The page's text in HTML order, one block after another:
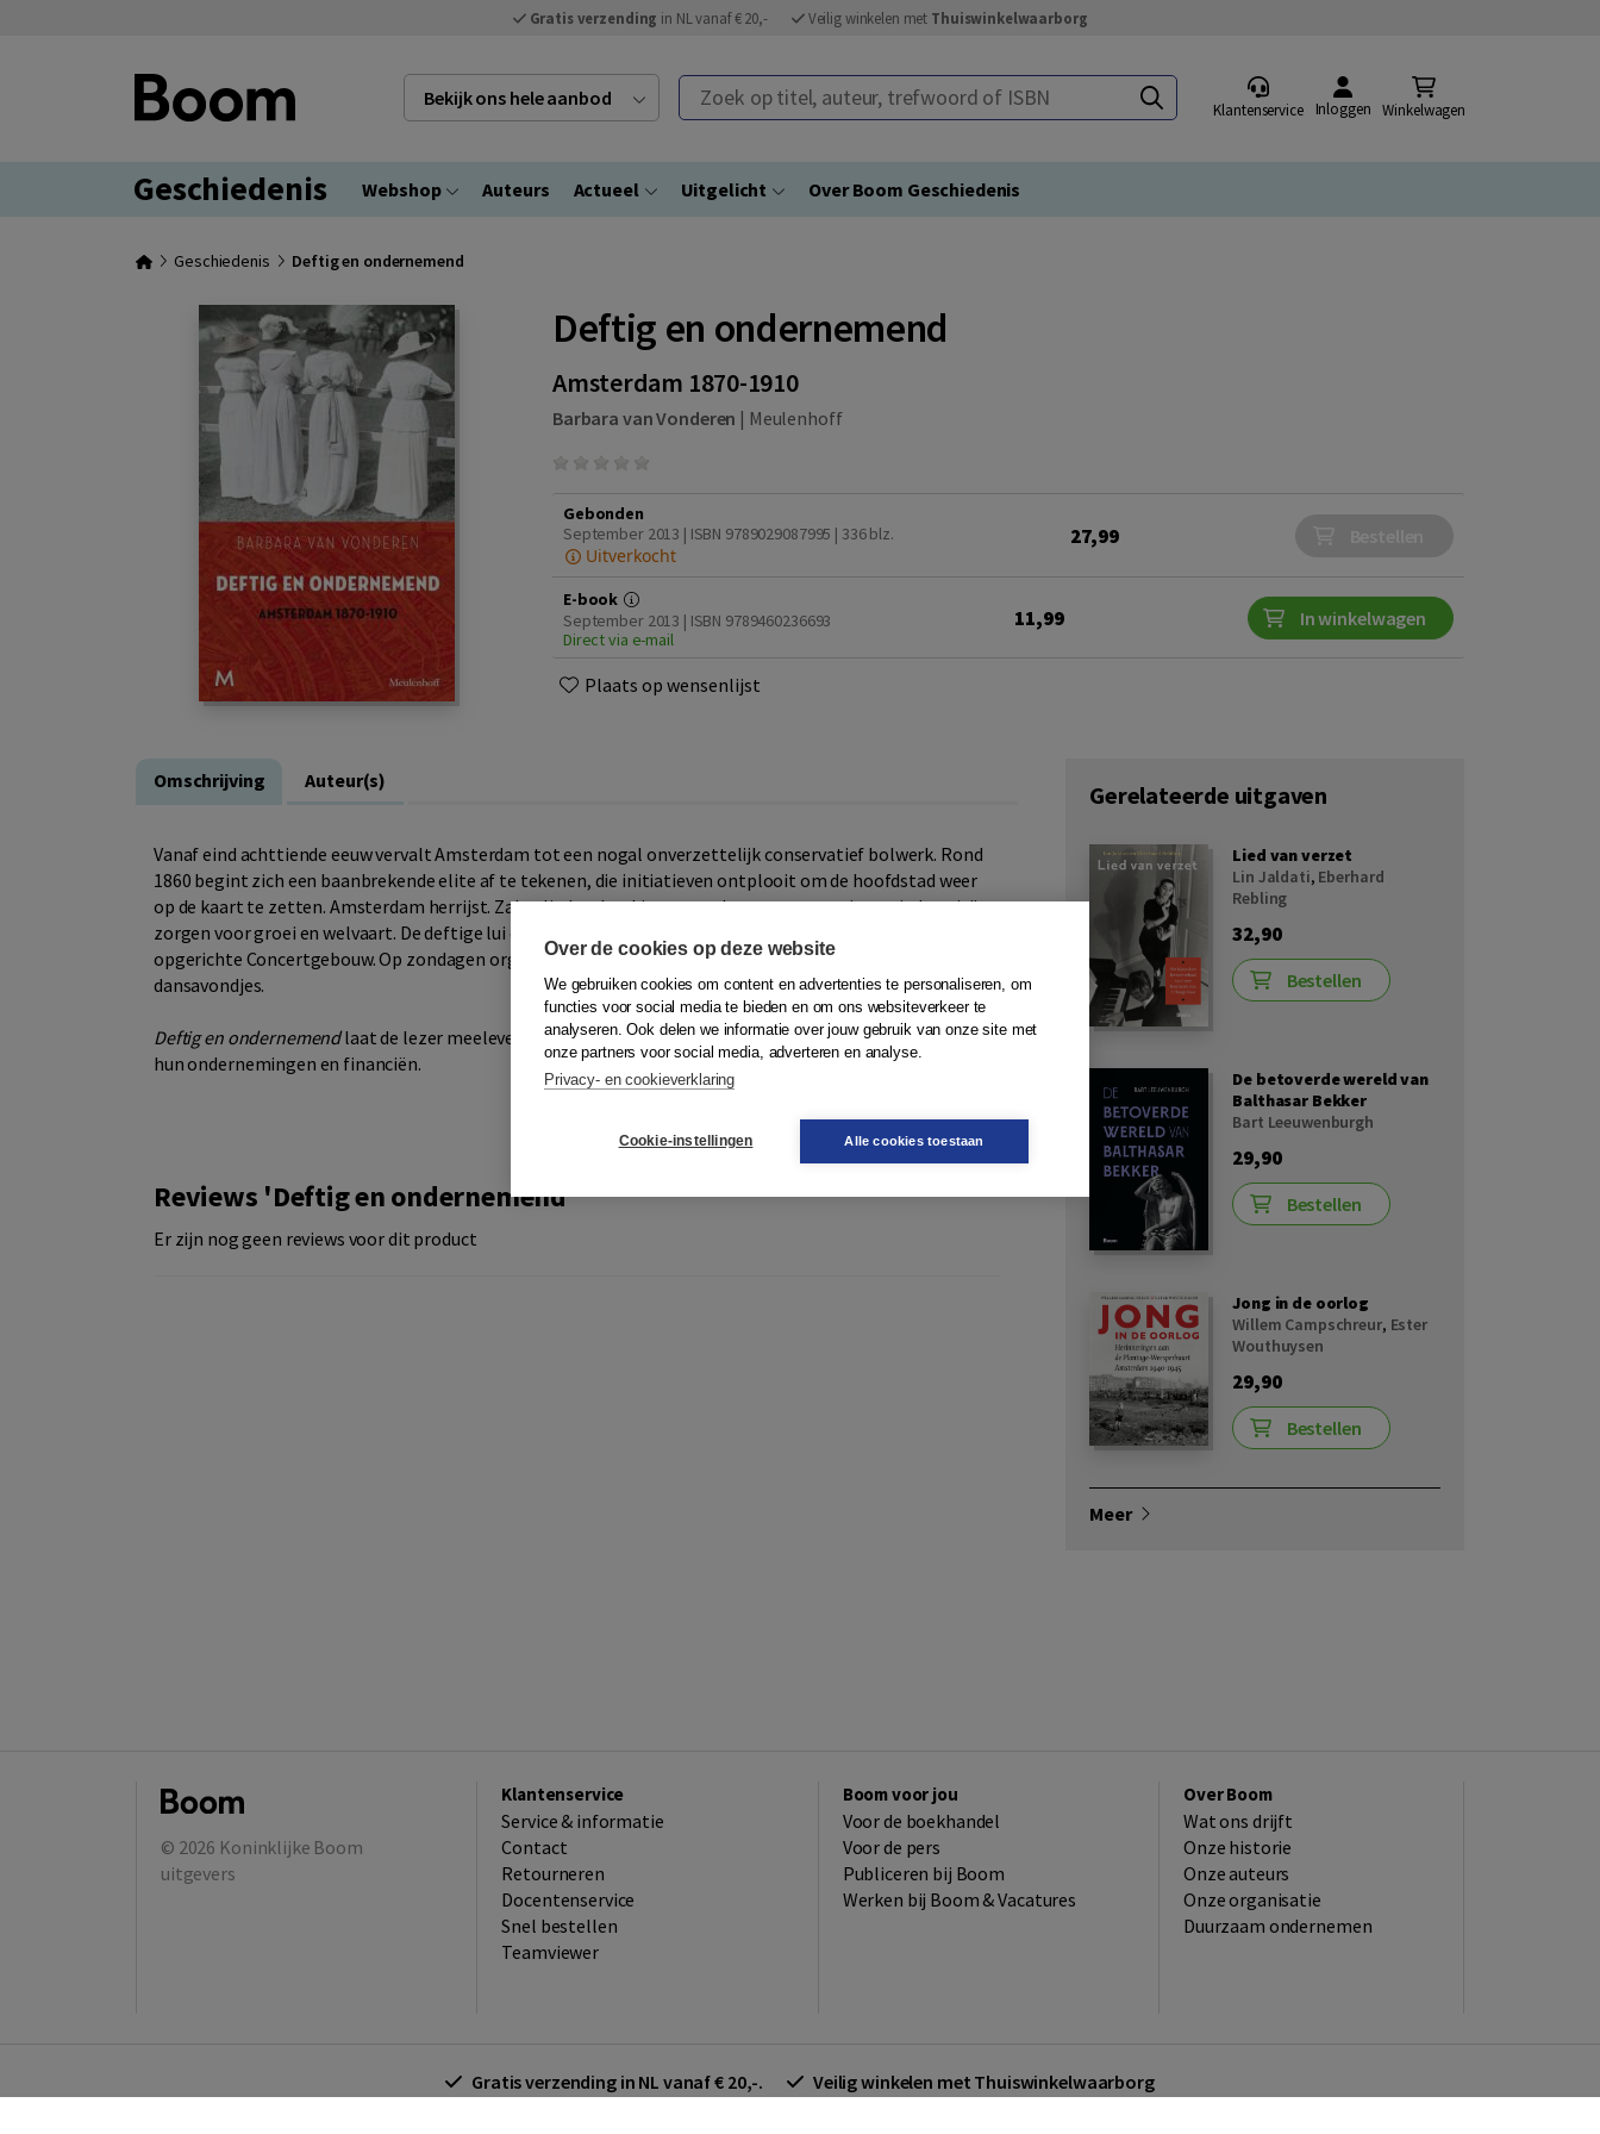
Gratis verzending in NL vanaf € 20,- Veilig winkelen met Thuiswinkelwaarborg
Bekijk ons hele aanbod Zoek op titel, auteur, trefwoord of ISBN
Klantenservice Inloggen Winkelwagen
Geschiedenis Webshop Auteurs Actueel Uitgelicht Over Boom Geschiedenis
Geschiedenis Deftig en ondernemend
Deftig en ondernemend
Amsterdam 1870-1910
Barbara van Vonderen | Meulenhoff
Gebonden
September 2013 | ISBN 9789029087995 | 336 blz.
Uitverkocht
27,99
E-book
September 2013 | ISBN 9789460236693
Direct via e-mail
11,99 In winkelwagen
Plaats op wensenlijst
Omschrijving Auteur(s)
Vanaf eind achttiende eeuw vervalt Amsterdam tot een nogal onverzettelijk conservatief bolwerk. Rond
1860 begint zich een baanbrekende elite af te tekenen, die initiatieven ontplooit om de hoofdstad weer
op de kaart te zetten. Amsterdam herrijst. Zakenlieden, bankiers en ondernemers van nieuwe industrieën
zorgen voor groei en welvaart. De deftige lui ontmoeten elkaar bij concerten in Felix Meritis en in het pas
opgerichte Concertgebouw. Op zondagen organiseerden ze thuis familiediners en muziek- en
dansavondjes.
Deftig en ondernemendlaat de lezer meeleven met de families van stand, hun kinderen, vrienden, relaties,
hun ondernemingen en financiën.
Reviews 'Deftig en ondernemend'
Er zijn nog geen reviews voor dit product
Gerelateerde uitgaven
Lied van verzet
Lin Jaldati, Eberhard
Rebling
32,90
Bestellen
De betoverde wereld van
Balthasar Bekker
Bart Leeuwenburgh
29,90
Bestellen
Jong in de oorlog
Willem Campschreur, Ester
Wouthuysen
29,90
Bestellen
Meer
© 2026 Koninklijke Boom
uitgevers
Klantenservice
Service & informatie
Contact
Retourneren
Docentenservice
Snel bestellen
Teamviewer
Boom voor jou
Voor de boekhandel
Voor de pers
Publiceren bij Boom
Werken bij Boom & Vacatures
Over Boom
Wat ons drijft
Onze historie
Onze auteurs
Onze organisatie
Duurzaam ondernemen
Gratis verzending in NL vanaf € 20,-. Veilig winkelen met Thuiswinkelwaarborg
Over de cookies op deze website
We gebruiken cookies om content en advertenties te personaliseren, om
functies voor social media te bieden en om ons websiteverkeer te
analyseren. Ook delen we informatie over jouw gebruik van onze site met
onze partners voor social media, adverteren en analyse.
Privacy- en cookieverklaring
Cookie-instellingen Alle cookies toestaan